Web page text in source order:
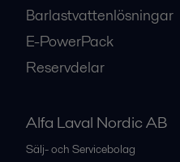
Barlastvattenlösningar
E-PowerPack
Reservdelar
Alfa Laval Nordic AB
Sälj- och Servicebolag